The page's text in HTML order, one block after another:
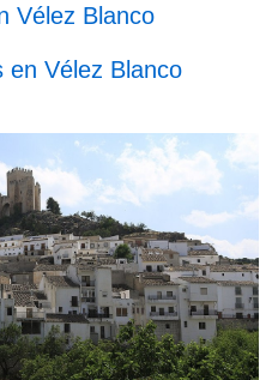
Vélez Blanco
en Vélez Blanco